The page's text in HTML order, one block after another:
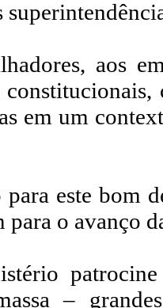
aos
em um
este bom
o avanço
–